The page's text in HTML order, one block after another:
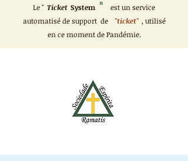
Le " Ticket System "
est un service
automatisé de support de
"ticket" , utilisé
en ce moment de Pandémie.